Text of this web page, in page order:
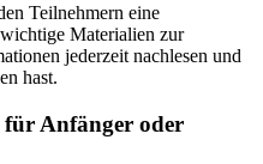
Teilnehmern eine
Materialien zur
jederzeit nachlesen und
hast.
für Anfänger oder